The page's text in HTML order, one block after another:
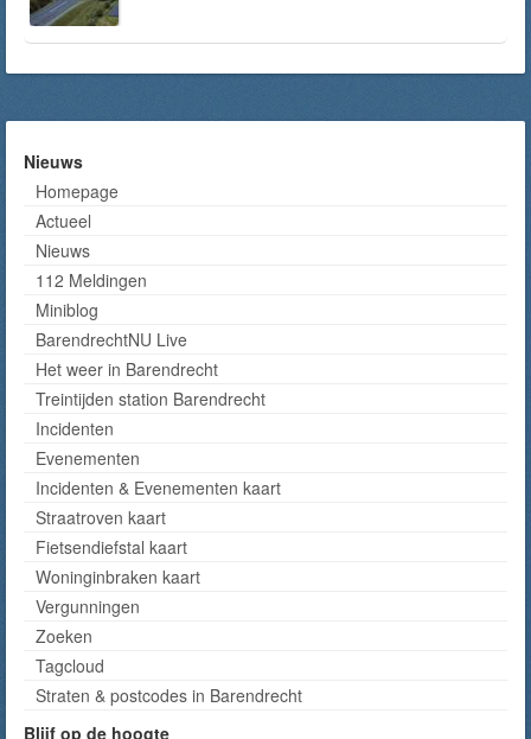
Nieuws
Homepage
Actueel
Nieuws
112 Meldingen
Miniblog
BarendrechtNU Live
Het weer in Barendrecht
Treintijden station Barendrecht
Incidenten
Evenementen
Incidenten & Evenementen kaart
Straatroven kaart
Fietsendiefstal kaart
Woninginbraken kaart
Vergunningen
Zoeken
Tagcloud
Straten & postcodes in Barendrecht
Blijf op de hoogte